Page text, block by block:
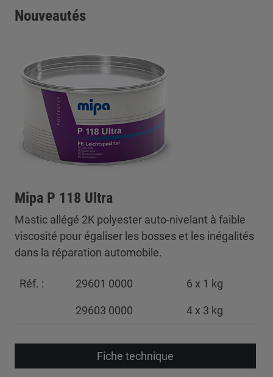
Nouveautés
Mipa P 118 Ultra
Mastic allégé 2K polyester auto-nivelant à faible
viscosité pour égaliser les bosses et les inégalités
dans la réparation automobile.
Réf. : 29601 0000 6 x 1 kg
29603 0000 4 x 3 kg
Fiche technique